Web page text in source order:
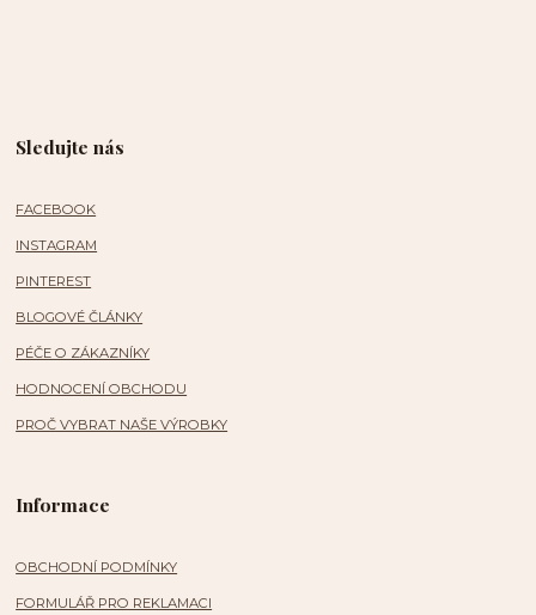
Sledujte nás
FACEBOOK
INSTAGRAM
PINTEREST
BLOGOVÉ ČLÁNKY
PÉČE O ZÁKAZNÍKY
HODNOCENÍ OBCHODU
PROČ VYBRAT NAŠE VÝROBKY
Informace
OBCHODNÍ PODMÍNKY
FORMULÁŘ PRO REKLAMACI